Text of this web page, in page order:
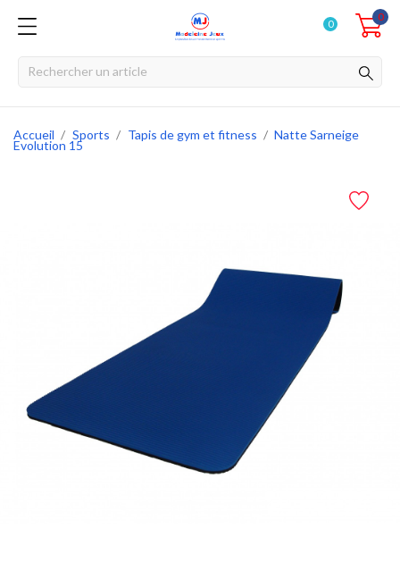
0
0
Accueil Sports Tapis de gym et fitness Natte Sarneige
Evolution 15